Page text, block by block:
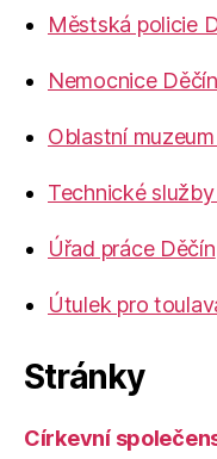
Městská policie
Nemocnice Děčín
Oblastní
Technické
Úřad práce Děčín
Útulek pro
Stránky
Církevní